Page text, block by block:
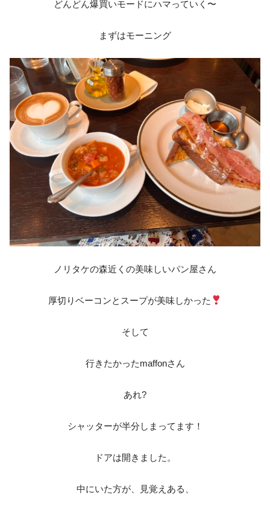
どんどん爆買いモードにハマっていく〜
まずはモーニング
ノリタケの森近くの美味しいパン屋さん
厚切りベーコンとスープが美味しかった
そして
行きたかったmaffonさん
あれ?
シャッターが半分しまってます！
ドアは開きました。
中にいた方が、見覚えある、